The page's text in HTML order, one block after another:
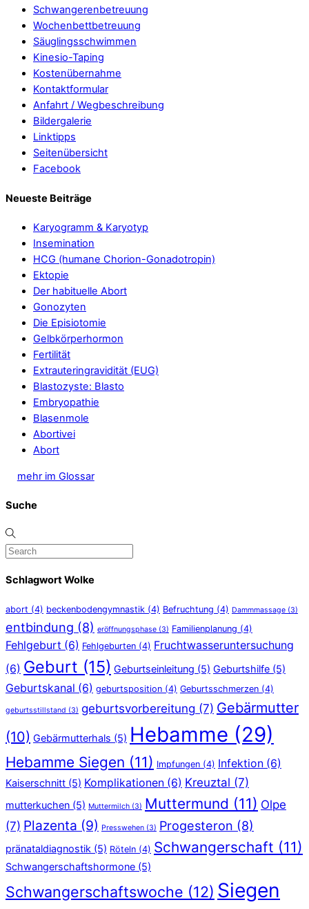
Schwangerenbetreuung
Wochenbettbetreuung
Säuglingsschwimmen
Kinesio-Taping
Kostenübernahme
Kontaktformular
Anfahrt / Wegbeschreibung
Bildergalerie
Linktipps
Seitenübersicht
Facebook
Neueste Beiträge
Karyogramm & Karyotyp
Insemination
HCG (humane Chorion-Gonadotropin)
Ektopie
Der habituelle Abort
Gonozyten
Die Episiotomie
Gelbkörperhormon
Fertilität
Extrauteringravidität (EUG)
Blastozyste: Blasto
Embryopathie
Blasenmole
Abortivei
Abort
mehr im Glossar
Suche
Schlagwort Wolke
abort (4) beckenbodengymnastik (4) Befruchtung (4) Dammmassage (3)
entbindung (8) eröffnungsphase (3) Familienplanung (4)
Fehlgeburt (6) Fehlgeburten (4) Fruchtwasseruntersuchung
(6) Geburt (15) Geburtseinleitung (5) Geburtshilfe (5)
Geburtskanal (6) geburtsposition (4) Geburtsschmerzen (4)
geburtsstillstand (3) geburtsvorbereitung (7) Gebärmutter
(10) Gebärmutterhals (5) Hebamme (29)
Hebamme Siegen (11) Impfungen (4) Infektion (6)
Kaiserschnitt (5) Komplikationen (6) Kreuztal (7)
mutterkuchen (5) Muttermilch (3) Muttermund (11) Olpe
(7) Plazenta (9) Presswehen (3) Progesteron (8)
pränataldiagnostik (5) Röteln (4) Schwangerschaft (11)
Schwangerschaftshormone (5)
Schwangerschaftswoche (12) Siegen